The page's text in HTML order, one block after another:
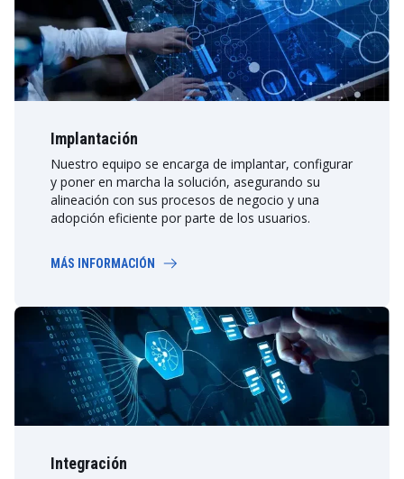
Implantación
Nuestro equipo se encarga de implantar, configurar
y poner en marcha la solución, asegurando su
alineación con sus procesos de negocio y una
adopción eficiente por parte de los usuarios.
MÁS INFORMACIÓN
Integración